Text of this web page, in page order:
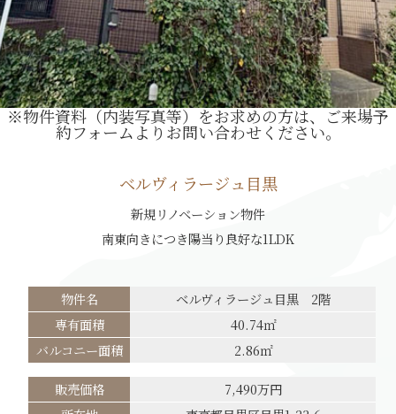
※物件資料（内装写真等）をお求めの方は、ご来場予
約フォームよりお問い合わせください。
ベルヴィラージュ目黒
新規リノベーション物件
南東向きにつき陽当り良好な1LDK
物件名
ベルヴィラージュ目黒 2階
専有面積
40.74㎡
バルコニー面積
2.86㎡
販売価格
7,490万円